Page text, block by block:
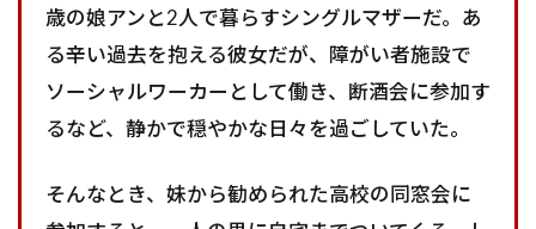
歳の娘アンと2人で暮らすシングルマザーだ。あ
る辛い過去を抱える彼女だが、障がい者施設で
ソーシャルワーカーとして働き、断酒会に参加す
るなど、静かで穏やかな日々を過ごしていた。
そんなとき、妹から勧められた高校の同窓会に